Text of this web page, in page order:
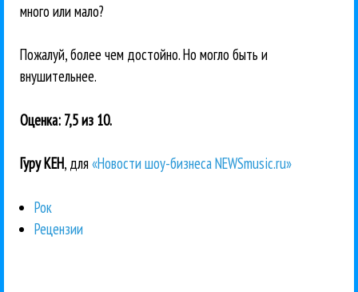
много или мало?
Пожалуй, более чем достойно. Но могло быть и
внушительнее.
Оценка: 7,5 из 10.
Гуру КЕН, для«Новости шоу-бизнеса NEWSmusic.ru»
Рок
Рецензии